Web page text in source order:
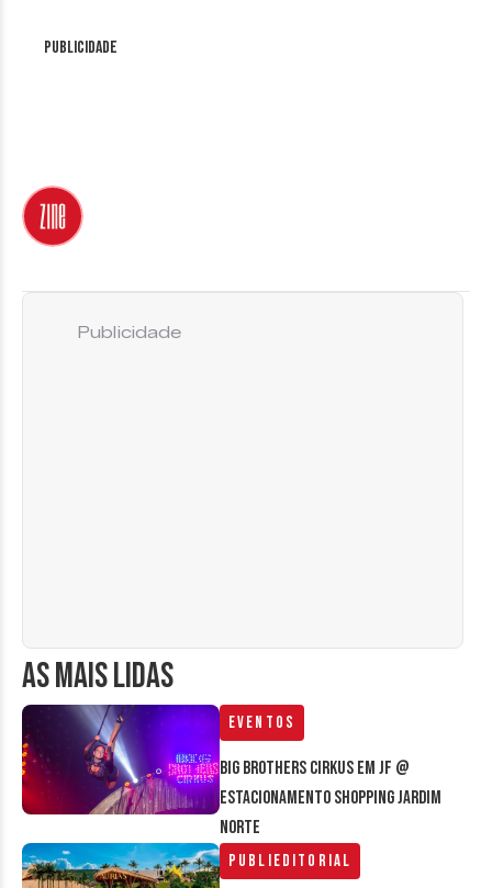
Publicidade
AS MAIS LIDAS
Eventos
Big Brothers Cirkus em JF @
estacionamento Shopping Jardim
Norte
Publieditorial
Publicidade